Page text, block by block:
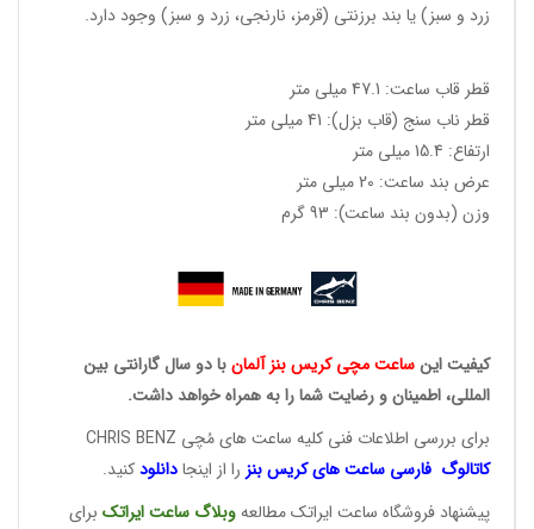
زرد و سبز) یا بند برزنتی (قرمز، نارنجی، زرد و سبز) وجود دارد.
قطر قاب ساعت: 47.1 میلی متر
قطر ناب سنج (قاب بزل): 41 میلی متر
ارتفاع: 15.4 میلی متر
عرض بند ساعت: 20 میلی متر
وزن (بدون بند ساعت): 93 گرم
کیفیت اینساعت مچی کریس بنز آلمانبا دو سال گارانتی بین
المللی، اطمینان و رضایت شما را به همراه خواهد داشت.
برای بررسی اطلاعات فنی کلیه ساعت های مُچی CHRIS BENZ
کاتالوگ فارسی ساعت هایکریس بنز را از اینجادانلودکنید.
پیشنهاد فروشگاه ساعت ایراتک مطالعهوبلاگ ساعتایراتک برای